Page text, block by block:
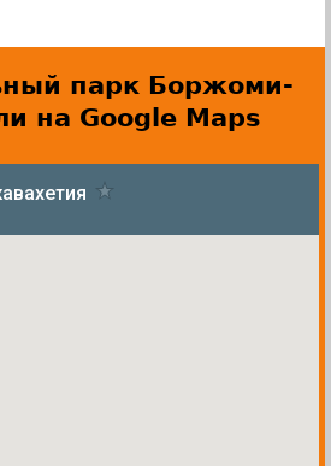
парк Боржоми-
на Google Maps